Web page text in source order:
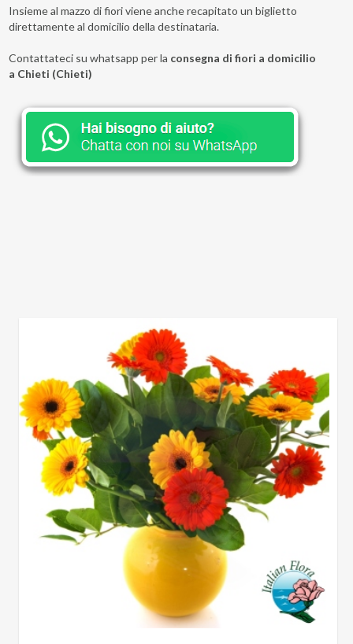
Insieme al mazzo di fiori viene anche recapitato un biglietto
direttamente al domicilio della destinataria.
Contattateci su whatsapp per la consegna di fiori a domicilio
a Chieti (Chieti)